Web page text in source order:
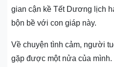
gian cận kề Tết Dương lịch
bộn bề với con giáp này.
Về chuyện tình cảm, người
gặp được một nửa của mình.